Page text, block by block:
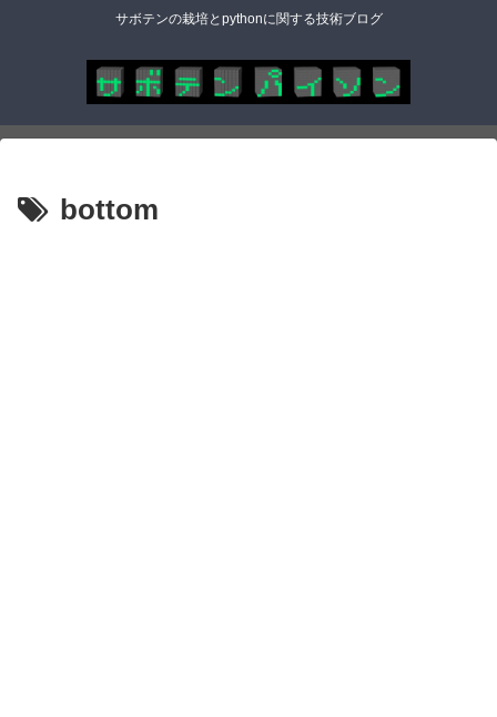
サボテンの栽培とpythonに関する技術ブログ
bottom